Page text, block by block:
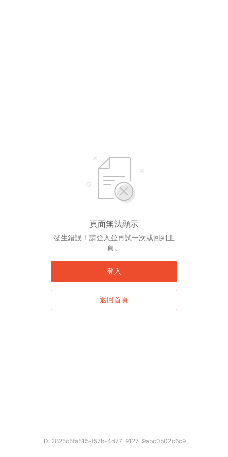
頁面無法顯示
發生錯誤！請登入並再試一次或回到主
頁。
登入
返回首頁
ID: 2825c5fa515-f57b-4d77-9127-9abc0b02c6c9